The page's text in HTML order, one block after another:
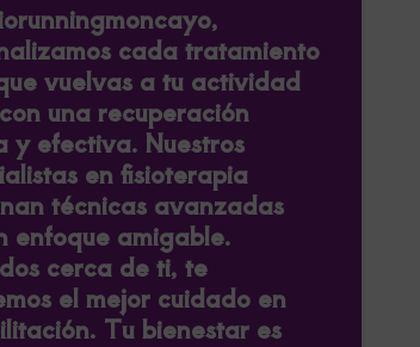
cada tratamiento
vuelvas a tu actividad
una recuperación
y efectiva. Nuestros
en fisioterapia
técnicas avanzadas
enfoque amigable.
cerca de ti, te
el mejor cuidado en
Tu bienestar es